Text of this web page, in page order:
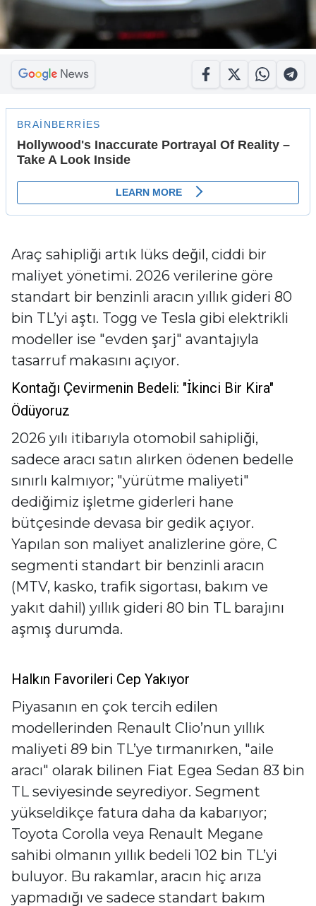
Araç sahipliği artık lüks değil, ciddi bir
maliyet yönetimi. 2026 verilerine göre
standart bir benzinli aracın yıllık gideri 80
bin TL’yi aştı. Togg ve Tesla gibi elektrikli
modeller ise "evden şarj" avantajıyla
tasarruf makasını açıyor.
Kontağı Çevirmenin Bedeli: "İkinci Bir Kira"
Ödüyoruz
2026 yılı itibarıyla otomobil sahipliği,
sadece aracı satın alırken ödenen bedelle
sınırlı kalmıyor; "yürütme maliyeti"
dediğimiz işletme giderleri hane
bütçesinde devasa bir gedik açıyor.
Yapılan son maliyet analizlerine göre, C
segmenti standart bir benzinli aracın
(MTV, kasko, trafik sigortası, bakım ve
yakıt dahil) yıllık gideri 80 bin TL barajını
aşmış durumda.
Halkın Favorileri Cep Yakıyor
Piyasanın en çok tercih edilen
modellerinden Renault Clio’nun yıllık
maliyeti 89 bin TL’ye tırmanırken, "aile
aracı" olarak bilinen Fiat Egea Sedan 83 bin
TL seviyesinde seyrediyor. Segment
yükseldikçe fatura daha da kabarıyor;
Toyota Corolla veya Renault Megane
sahibi olmanın yıllık bedeli 102 bin TL’yi
buluyor. Bu rakamlar, aracın hiç arıza
yapmadığı ve sadece standart bakım